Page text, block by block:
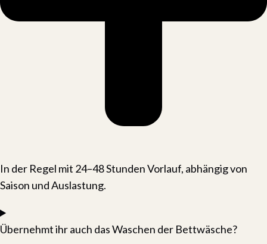
In der Regel mit 24–48 Stunden Vorlauf, abhängig von
Saison und Auslastung.
Übernehmt ihr auch das Waschen der Bettwäsche?